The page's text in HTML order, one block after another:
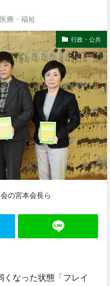
医療・福祉
行政・公共
の宮本会長ら
なった状態「フレイ